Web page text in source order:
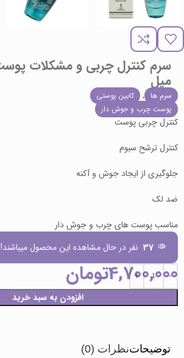
میل
سرم ها ,
کابین پوستی
پوست چرب و جوش دار
کنترل چربی پوست
کنترل ترشح سبوم
جلوگیری از ایجاد جوش و آکنه
ضد لک
مناسب پوست های چرب و جوش دار
37 نفر در حال مشاهده این محصول میباشند!
4,700,000تومان
افزودن به سبد خرید
توضیحاتنظرات (0)